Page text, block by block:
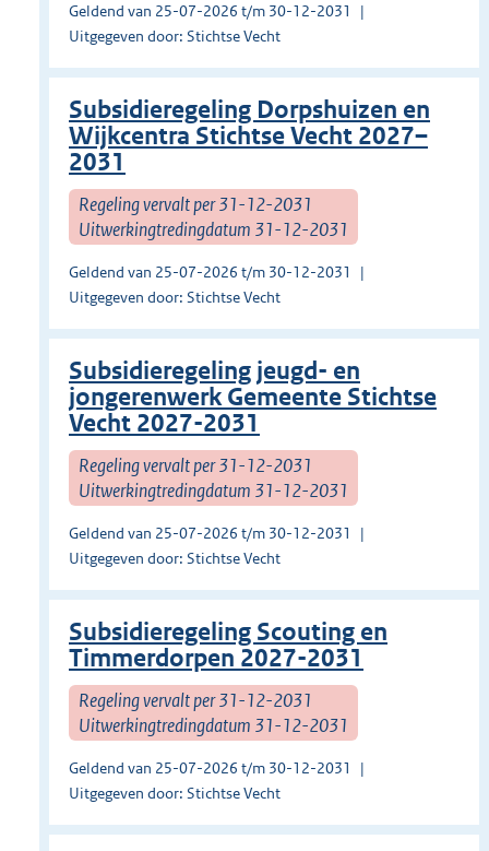
Geldend van 25-07-2026 t/m 30-12-2031
Uitgegeven door: Stichtse Vecht
Subsidieregeling Dorpshuizen en
Wijkcentra Stichtse Vecht 2027–
2031
Regeling vervalt per 31-12-2031
Uitwerkingtredingdatum 31-12-2031
Geldend van 25-07-2026 t/m 30-12-2031
Uitgegeven door: Stichtse Vecht
Subsidieregeling jeugd- en
jongerenwerk Gemeente Stichtse
Vecht 2027-2031
Regeling vervalt per 31-12-2031
Uitwerkingtredingdatum 31-12-2031
Geldend van 25-07-2026 t/m 30-12-2031
Uitgegeven door: Stichtse Vecht
Subsidieregeling Scouting en
Timmerdorpen 2027-2031
Regeling vervalt per 31-12-2031
Uitwerkingtredingdatum 31-12-2031
Geldend van 25-07-2026 t/m 30-12-2031
Uitgegeven door: Stichtse Vecht